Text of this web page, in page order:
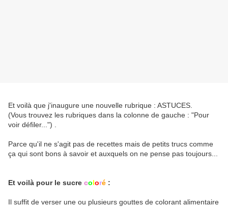
Et voilà que j'inaugure une nouvelle rubrique : ASTUCES.
(Vous trouvez les rubriques dans la colonne de gauche : "Pour
voir défiler...") .
Parce qu'il ne s'agit pas de recettes mais de petits trucs comme
ça qui sont bons à savoir et auxquels on ne pense pas toujours...
Et voilà pour le sucre coloré :
Il suffit de verser une ou plusieurs gouttes de colorant alimentaire